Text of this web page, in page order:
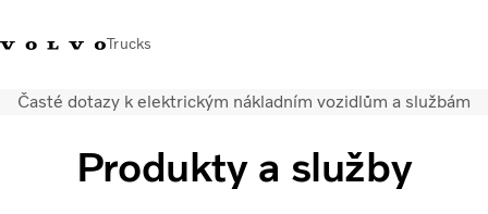
Trucks
+420 271 021
Klub řidičů
Přihlášení k Volvo
Česká
Časté dotazy k elektrickým nákladním vozidlům a službám
Produkty a služby